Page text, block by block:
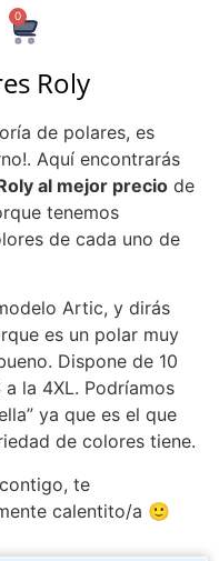
0
Roly
de polares, es
Aquí encontrarás
al mejor precio de
tenemos
de cada uno de
Artic, y dirás
es un polar muy
Dispone de 10
la 4XL. Podríamos
ya que es el que
de colores tiene.
te
calentito/a 🙂